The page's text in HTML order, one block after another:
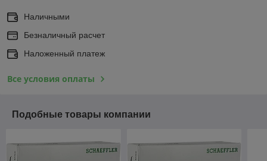
Наличными
Безналичный расчет
Наложенный платеж
Все условия оплаты
Подобные товары компании